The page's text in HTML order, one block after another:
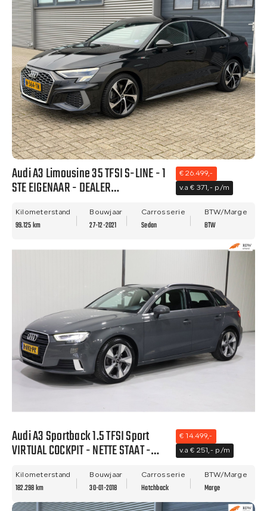
Audi A3 Limousine 35 TFSI S-LINE - 1
STE EIGENAAR - DEALER
AUTO!
€ 26.499,-
v.a € 371,- p/m
Kilometerstand
99.125 km
Bouwjaar
27-12-2021
Carrosserie
Sedan
BTW/Marge
BTW
Audi A3 Sportback 1.5 TFSI Sport
VIRTUAL COCKPIT - NETTE STAAT -
€ 14.499,-
v.a € 251,- p/m
Kilometerstand
182.298 km
Bouwjaar
30-01-2018
Carrosserie
Hatchback
BTW/Marge
Marge